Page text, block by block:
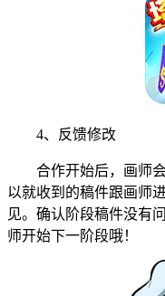
4、反馈修改
合作开始后，画师会
以就收到的稿件跟画师
见。确认阶段稿件没有
师开始下一阶段哦！